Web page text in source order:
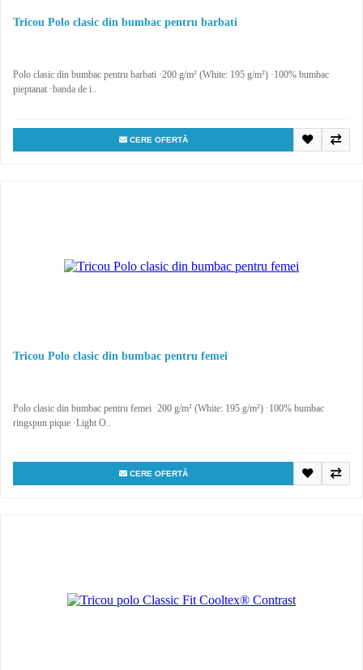
Tricou Polo clasic din bumbac pentru barbati
Polo clasic din bumbac pentru barbati ·200 g/m² (White: 195 g/m²) ·100% bumbac
pieptanat ·banda de i..
CERE OFERTĂ
Tricou Polo clasic din bumbac pentru femei
Polo clasic din bumbac pentru femei ·200 g/m² (White: 195 g/m²) ·100% bumbac
ringspun pique ·Light O..
CERE OFERTĂ